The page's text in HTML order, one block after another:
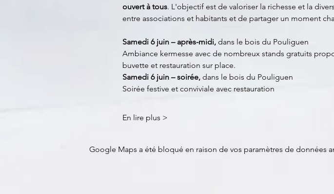
ouvert à tous. L'objectif est de valoriser la richesse et la
entre associations et habitants et de partager un moment
Samedi 6 juin – après-midi, dans le bois du Pouliguen
Ambiance kermesse avec de nombreux stands gratuits
buvette et restauration sur place.
Samedi 6 juin – soirée, dans le bois du Pouliguen
Soirée festive et conviviale avec restauration
En lire plus >
Google Maps a été bloqué en raison de vos paramètres de données